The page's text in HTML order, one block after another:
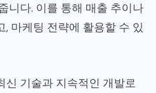
니다. 이를 통해 매출 추이나
, 마케팅 전략에 활용할 수 있
신 기술과 지속적인 개발로